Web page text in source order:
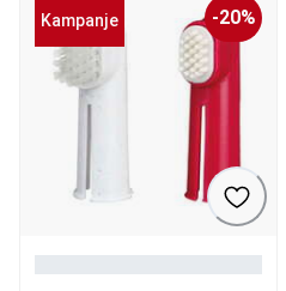
Kampanje -20%